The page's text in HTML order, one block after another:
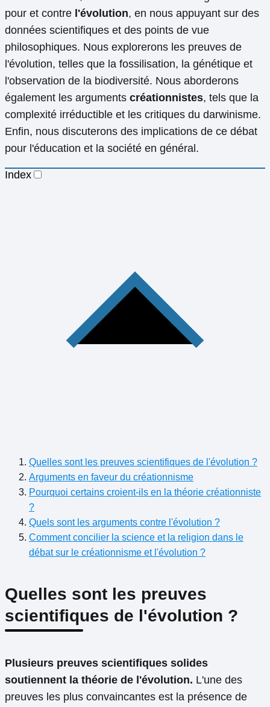
pour et contre l'évolution, en nous appuyant sur des
données scientifiques et des points de vue
philosophiques. Nous explorerons les preuves de
l'évolution, telles que la fossilisation, la génétique et
l'observation de la biodiversité. Nous aborderons
également les arguments créationnistes, tels que la
complexité irréductible et les critiques du darwinisme.
Enfin, nous discuterons des implications de ce débat
pour l'éducation et la société en général.
Index
Quelles sont les preuves scientifiques de l'évolution ?
Arguments en faveur du créationnisme
Pourquoi certains croient-ils en la théorie créationniste
?
Quels sont les arguments contre l'évolution ?
Comment concilier la science et la religion dans le
débat sur le créationnisme et l'évolution ?
Quelles sont les preuves
scientifiques de l'évolution ?
Plusieurs preuves scientifiques solides
soutiennent la théorie de l'évolution. L'une des
preuves les plus convaincantes est la présence de